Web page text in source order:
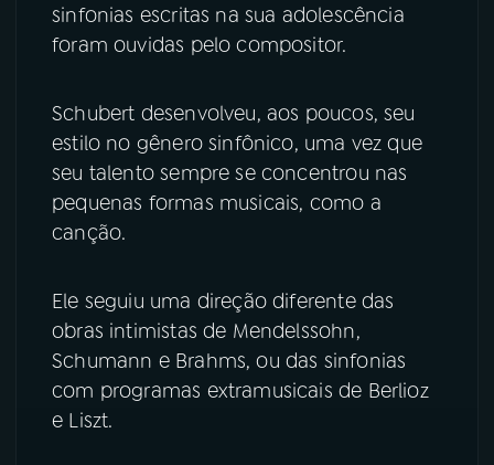
sinfonias escritas na sua adolescência
foram ouvidas pelo compositor.
Schubert desenvolveu, aos poucos, seu
estilo no gênero sinfônico, uma vez que
seu talento sempre se concentrou nas
pequenas formas musicais, como a
canção.
Ele seguiu uma direção diferente das
obras intimistas de Mendelssohn,
Schumann e Brahms, ou das sinfonias
com programas extramusicais de Berlioz
e Liszt.